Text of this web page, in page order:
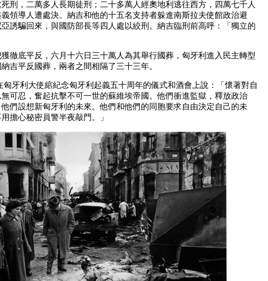
刑，二萬多人長期徒刑；二十多萬人經奧地利逃往西方，四萬七千人
領導人遭處決。納吉和他的十五名支持者躲進南斯拉夫使館政治避
誘騙回來，與國防部長等四人處以絞刑。納吉臨刑前高呼：「獨立的
徹底平反，六月十六日三十萬人為其舉行國葬，匈牙利進入民主轉型
吉平反國葬，兩者之間相隔了三十三年。
牙利大使綰紀念匈牙利起義五十周年的儀式和酒會上說：「懷著對自
可忍，奮起抗擊不可一世的蘇維埃帝國。他們衝進監獄，釋放政治
們設想新匈牙利的未來。他們和他們的同胞要求自由決定自己的未
擔心秘密員警半夜敲門。」